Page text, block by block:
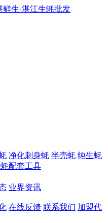
净化刺身蚝 半壳蚝 纯生蚝
配套工具
业界资讯
在线反馈 联系我们 加盟代